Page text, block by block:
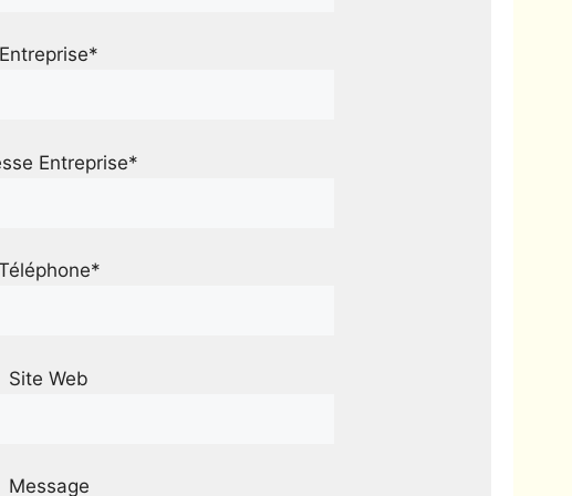
Entreprise*
Entreprise*
Site Web
Message